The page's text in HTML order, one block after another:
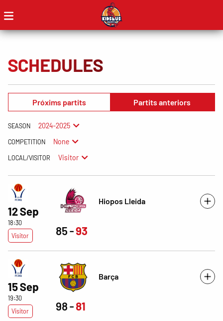
SCHEDULES
Próxims partits Partits anteriors
SEASON 2024-2025
COMPETITION None
LOCAL/VISITOR Visitor
12 Sep
18:30
Visitor
Hiopos Lleida
85 93
15 Sep
19:30
Visitor
Barça
98 81